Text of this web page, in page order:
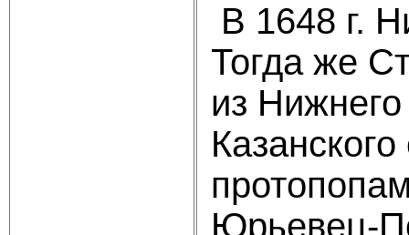
В 1648 г.
Тогда же
из
Юрьевец-